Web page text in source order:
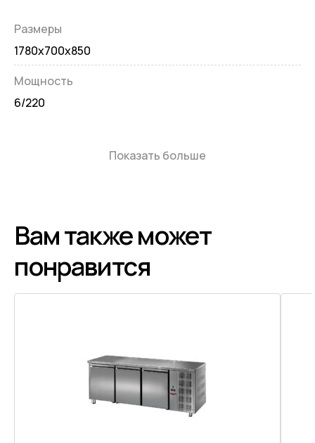
Размеры
1780х700х850
Мощность
6/220
Показать больше
Вам также может
понравится